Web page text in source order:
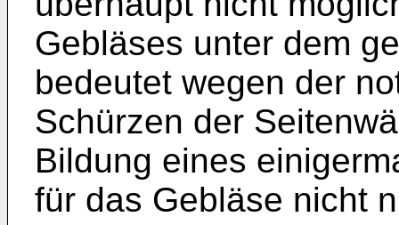
Ge­bläses unter dem
bedeutet wegen der
Schürzen der
Bildung eines
für das Gebläse nicht